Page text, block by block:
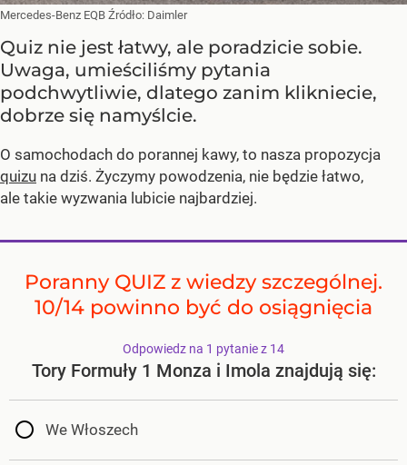
Mercedes-Benz EQB Źródło: Daimler
Quiz nie jest łatwy, ale poradzicie sobie.
Uwaga, umieściliśmy pytania
podchwytliwie, dlatego zanim klikniecie,
dobrze się namyślcie.
O samochodach do porannej kawy, to nasza propozycja
quizu na dziś. Życzymy powodzenia, nie będzie łatwo,
ale takie wyzwania lubicie najbardziej.
Poranny QUIZ z wiedzy szczególnej.
10/14 powinno być do osiągnięcia
Odpowiedz na 1 pytanie z 14
Tory Formuły 1 Monza i Imola znajdują się:
We Włoszech